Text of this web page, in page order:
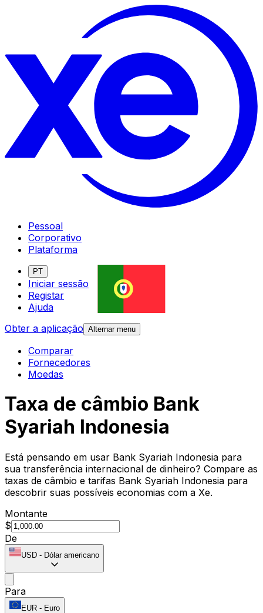
Pessoal
Corporativo
Plataforma
PT
Iniciar sessão
Registar
Ajuda
Obter a aplicação Alternar menu
Comparar
Fornecedores
Moedas
Taxa de câmbio Bank
Syariah Indonesia
Está pensando em usar Bank Syariah Indonesia para
sua transferência internacional de dinheiro? Compare as
taxas de câmbio e tarifas Bank Syariah Indonesia para
descobrir suas possíveis economias com a Xe.
Montante
$
De
USD - Dólar americano
Para
EUR - Euro